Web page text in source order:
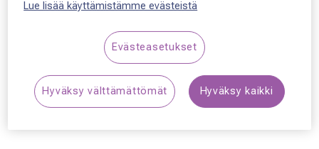
125
Synttäriale: erä merkkiaurinkolaseja –50 %,
katso alennetut tuotteet!
Lue lisää käyttämistämme evästeistä
Evästeasetukset
Hyväksy välttämättömät Hyväksy kaikki